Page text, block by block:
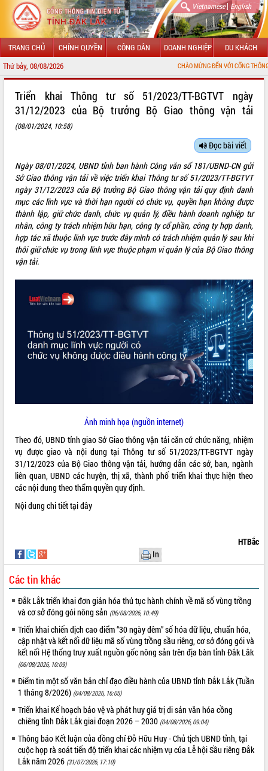
Vietnamese| English
TRANG CHỦ CHÍNH QUYỀN CÔNG DÂN DOANH NGHIỆP DU KHÁCH
Thứ bảy, 08/08/2026 CHÀO MỪNG ĐẾN VỚI CỔNG THÔNG TIN ĐIỆN
LÃNH ĐẠO UBND TỈNH
SỞ, BAN, NGÀNH
UBND CÁC XÃ, PHƯỜNG
THÔNG TIN CHỈ ĐẠO ĐIỀU HÀNH
HỆ THỐNG VĂN BẢN
VĂN BẢN HĐND TỈNH
VIDEO
Không có file video nào để phát.
ALBUM ẢNH
LIÊN KẾT WEB
Triển khai Thông tư số 51/2023/TT-BGTVT ngày
31/12/2023 của Bộ trưởng Bộ Giao thông vận tải
(08/01/2024, 10:58)
Đọc bài viết
Ngày 08/01/2024, UBND tỉnh ban hành Công văn số 181/UBND-CN gửi
Sở Giao thông vận tải về việc triển khai Thông tư số 51/2023/TT-BGTVT
ngày 31/12/2023 của Bộ trưởng Bộ Giao thông vận tải quy định danh
mục các lĩnh vực và thời hạn người có chức vụ, quyền hạn không được
thành lập, giữ chức danh, chức vụ quản lý, điều hành doanh nghiệp tư
nhân, công ty trách nhiệm hữu hạn, công ty cổ phần, công ty hợp danh,
hợp tác xã thuộc lĩnh vực trước đây mình có trách nhiệm quản lý sau khi
thôi giữ chức vụ trong lĩnh vực thuộc phạm vi quản lý của Bộ Giao thông
vận tải.
Ảnh minh họa (nguồn internet)
Theo đó, UBND tỉnh giao Sở Giao thông vận tải căn cứ chức năng, nhiệm
vụ được giao và nội dung tại Thông tư số 51/2023/TT-BGTVT ngày
31/12/2023 của Bộ Giao thông vận tải, hướng dẫn các sở, ban, ngành
liên quan, UBND các huyện, thị xã, thành phố triển khai thực hiện theo
các nội dung theo thẩm quyền quy định.
Nội dung chi tiếttại đây
HTBắc
In
Các tin khác
Đắk Lắk triển khai đơn giản hóa thủ tục hành chính về mã số vùng trồng
và cơ sở đóng gói nông sản (06/08/2026, 10:49)
Triển khai chiến dịch cao điểm “30 ngày đêm” số hóa dữ liệu, chuẩn hóa,
cập nhật và kết nối dữ liệu mã số vùng trồng sầu riêng, cơ sở đóng gói và
kết nối Hệ thống truy xuất nguồn gốc nông sản trên địa bàn tỉnh Đắk Lắk
(06/08/2026, 10:09)
Điểm tin một số văn bản chỉ đạo điều hành của UBND tỉnh Đắk Lắk (Tuần
1 tháng 8/2026) (04/08/2026, 16:05)
Triển khai Kế hoạch bảo vệ và phát huy giá trị di sản văn hóa cồng
chiêng tỉnh Đắk Lắk giai đoạn 2026 – 2030 (04/08/2026, 09:04)
Thông báo Kết luận của đồng chí Đỗ Hữu Huy - Chủ tịch UBND tỉnh, tại
cuộc họp rà soát tiến độ triển khai các nhiệm vụ của Lễ hội Sầu riêng Đắk
Lắk năm 2026 (31/07/2026, 17:10)